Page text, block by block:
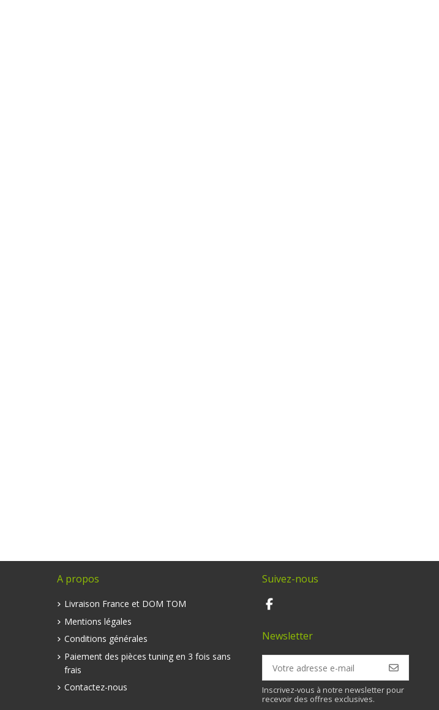
A propos
Livraison France et DOM TOM
Mentions légales
Conditions générales
Paiement des pièces tuning en 3 fois sans
frais
Contactez-nous
Suivez-nous
Newsletter
Inscrivez-vous à notre newsletter pour
recevoir des offres exclusives.